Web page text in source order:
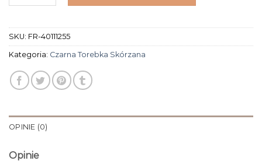
SKU: FR-40111255
Kategoria: Czarna Torebka Skórzana
OPINIE (0)
Opinie